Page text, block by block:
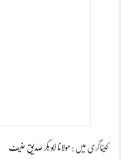
کیٹاگری میں : مولانا ابو بکر صدیق حنیف